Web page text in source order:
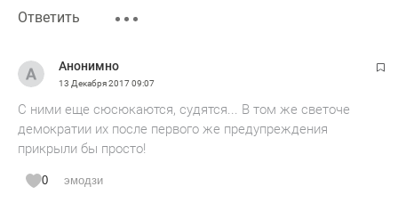
Ответить
Анонимно
13 Декабря 201709:07
С ними еще сюсюкаются, судятся... В том же светоче
демократии их после первого же предупреждения
прикрыли бы просто!
0 эмодзи